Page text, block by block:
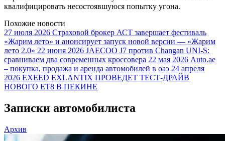
квалифицировать несостоявшуюся попытку угона.
Похожие новости
27 июля 2026 Страховой брокер АСТ завершает фестиваль
«Жарим лето» и анонсирует запуск новой версии — «Жарим
лето 2.0» 22 июня 2026 JAECOO J7 против Changan UNI-S:
сравниваем два современных кроссовера 22 мая 2026 Auto.ae
– покупка, продажа и аренда автомобилей в оаэ 24 апреля
2026 EXEED EXLANTIX ПРОВЕДЕТ ТЕСТ-ДРАЙВ
НОВОГО ET8 В ПЕКИНЕ
Записки автомобилиста
Архив